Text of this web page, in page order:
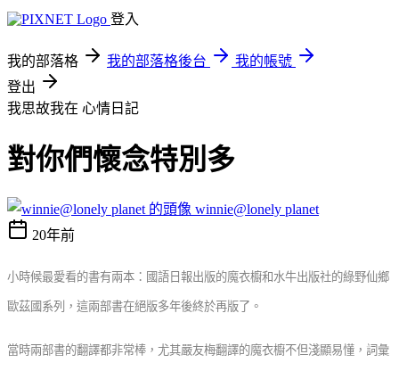
登入
我的部落格 我的部落格後台
我的帳號
登出
我思故我在 心情日記
對你們懷念特別多
winnie@lonely planet
20年前
小時候最愛看的書有兩本：國語日報出版的魔衣櫥和水牛出版社的綠野仙鄉
歐茲國系列，這兩部書在絕版多年後終於再版了。
當時兩部書的翻譯都非常棒，尤其嚴友梅翻譯的魔衣櫥不但淺顯易懂，詞彙